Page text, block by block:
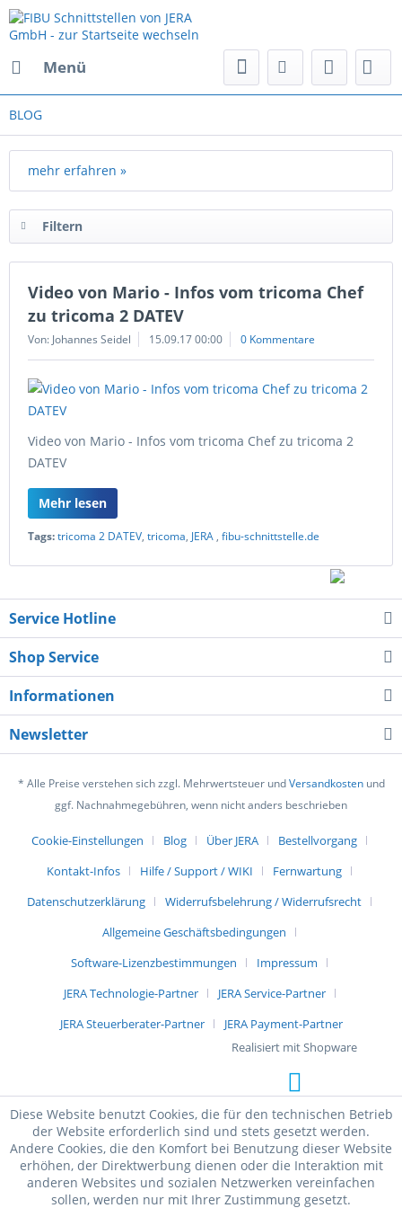
Menü
BLOG
mehr erfahren »
Filtern
Video von Mario - Infos vom tricoma Chef
zu tricoma 2 DATEV
Von: Johannes Seidel 15.09.17 00:00 0 Kommentare
Video von Mario - Infos vom tricoma Chef zu tricoma 2
DATEV
Mehr lesen
Tags:tricoma 2 DATEV, tricoma, JERA , fibu-schnittstelle.de
Service Hotline
Shop Service
Informationen
Newsletter
* Alle Preise verstehen sich zzgl. Mehrwertsteuer undVersandkostenund
ggf. Nachnahmegebühren, wenn nicht anders beschrieben
Cookie-Einstellungen Blog Über JERA
Bestellvorgang
Kontakt-Infos
Hilfe / Support / WIKI
Fernwartung
Datenschutzerklärung
Widerrufsbelehrung / Widerrufsrecht
Allgemeine Geschäftsbedingungen
Software-Lizenzbestimmungen
Impressum
JERA Technologie-Partner
JERA Service-Partner
JERA Steuerberater-Partner
JERA Payment-Partner
Realisiert mit Shopware
Diese Website benutzt Cookies, die für den technischen Betrieb
der Website erforderlich sind und stets gesetzt werden.
Andere Cookies, die den Komfort bei Benutzung dieser Website
erhöhen, der Direktwerbung dienen oder die Interaktion mit
anderen Websites und sozialen Netzwerken vereinfachen
sollen, werden nur mit Ihrer Zustimmung gesetzt.